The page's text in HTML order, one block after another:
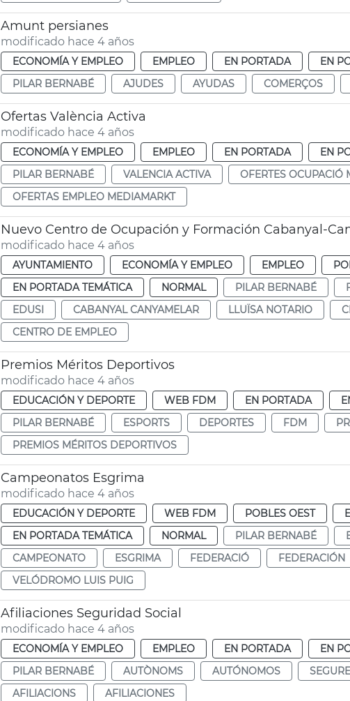
Amunt persianes
modificado hace 4 años
ECONOMÍA Y EMPLEO EMPLEO EN PORTADA EN
PILAR BERNABÉ
AJUDES AYUDAS COMERÇOS
Ofertas València Activa
modificado hace 4 años
ECONOMÍA Y EMPLEO EMPLEO EN PORTADA EN
PILAR BERNABÉ
VALENCIA ACTIVA
OFERTES OCUPACIÓ
OFERTAS EMPLEO MEDIAMARKT
Nuevo Centro de Ocupación y Formación Cabanyal-
modificado hace 4 años
AYUNTAMIENTO ECONOMÍA Y EMPLEO EMPLEO
EN PORTADA TEMÁTICA
NORMAL PILAR BERNABÉ
EDUSI
CABANYAL CANYAMELAR LLUÏSA NOTARIO
CENTRO DE EMPLEO
Premios Méritos Deportivos
modificado hace 4 años
EDUCACIÓN Y DEPORTE WEB FDM EN PORTADA
PILAR BERNABÉ
ESPORTS DEPORTES FDM
PREMIOS MÉRITOS DEPORTIVOS
Campeonatos Esgrima
modificado hace 4 años
EDUCACIÓN Y DEPORTE WEB FDM POBLES OEST
EN PORTADA TEMÁTICA
NORMAL PILAR BERNABÉ
CAMPEONATO
ESGRIMA FEDERACIÓ FEDERACIÓN
VELÓDROMO LUIS PUIG
Afiliaciones Seguridad Social
modificado hace 4 años
ECONOMÍA Y EMPLEO EMPLEO EN PORTADA EN
PILAR BERNABÉ
AUTÒNOMS AUTÓNOMOS
AFILIACIONS
AFILIACIONES